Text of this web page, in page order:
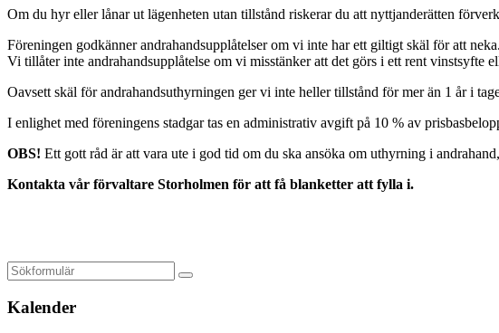
Om du hyr eller lånar ut lägenheten utan tillstånd riskerar du att nyttjanderätten
Föreningen godkänner andrahandsupplåtelser om vi inte har ett giltigt skäl för att neka.
Vi tillåter inte andrahandsupplåtelse om vi misstänker att det görs i ett rent vinstsyfte
Oavsett skäl för andrahandsuthyrningen ger vi inte heller tillstånd för mer än 1 år i
I enlighet med föreningens stadgar tas en administrativ avgift på 10 % av
OBS! Ett gott råd är att vara ute i god tid om du ska ansöka om uthyrning i
Kontakta vår förvaltare Storholmen för att få blanketter att fylla i.
Kalender